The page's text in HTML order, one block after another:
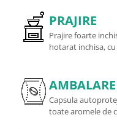
Prajire foarte
hotarat inchisa,
AMBALARE
Capsula
toate aromele de